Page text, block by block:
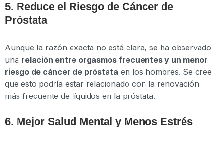
5. Reduce el Riesgo de Cáncer de
Próstata
Aunque la razón exacta no está clara, se ha observado
una relación entre orgasmos frecuentes y un menor
riesgo de cáncer de próstata en los hombres. Se cree
que esto podría estar relacionado con la renovación
más frecuente de líquidos en la próstata.
6. Mejor Salud Mental y Menos Estrés